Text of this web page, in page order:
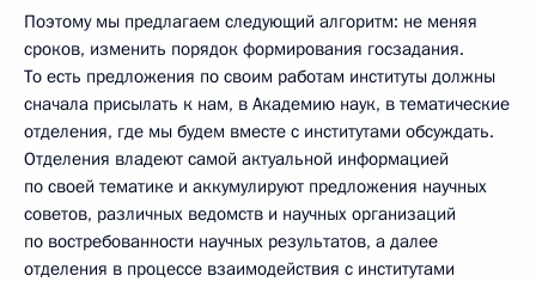
Поэтому мы предлагаем следующий алгоритм: не меняя
сроков, изменить порядок формирования госзадания.
То есть предложения по своим работам институты должны
сначала присылать к нам, в Академию наук, в тематические
отделения, где мы будем вместе с институтами обсуждать.
Отделения владеют самой актуальной информацией
по своей тематике и аккумулируют предложения научных
советов, различных ведомств и научных организаций
по востребованности научных результатов, а далее
отделения в процессе взаимодействия с институтами